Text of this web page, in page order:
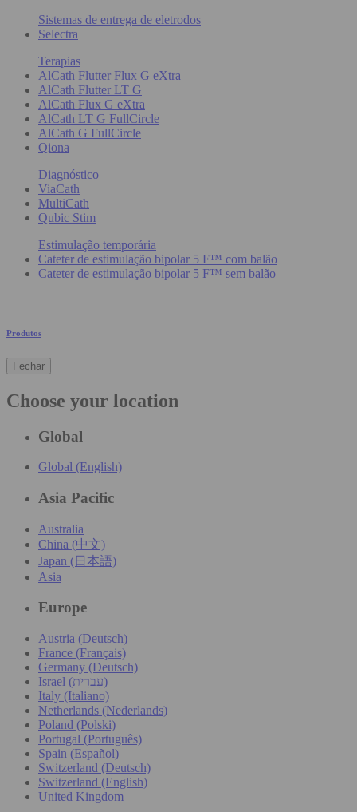
Sistemas de entrega de eletrodos
Selectra
Terapias
AlCath Flutter Flux G eXtra
AlCath Flutter LT G
AlCath Flux G eXtra
AlCath LT G FullCircle
AlCath G FullCircle
Qiona
Diagnóstico
ViaCath
MultiCath
Qubic Stim
Estimulação temporária
Cateter de estimulação bipolar 5 F™ com balão
Cateter de estimulação bipolar 5 F™ sem balão
Produtos
Fechar
Choose your location
Global
Global (English)
Asia Pacific
Australia
China (中文)
Japan (日本語)
Asia
Europe
Austria (Deutsch)
France (Français)
Germany (Deutsch)
Israel (עִברִית)
Italy (Italiano)
Netherlands (Nederlands)
Poland (Polski)
Portugal (Português)
Spain (Español)
Switzerland (Deutsch)
Switzerland (English)
United Kingdom